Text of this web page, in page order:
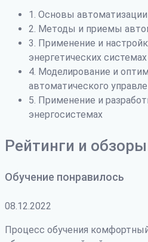
1. Основы
2. Методы и приемы
3. Применение и
энергетических системах
4. Моделирование и
автоматического
5. Применение и
энергосистемах
Рейтинги и
Обучение понравилось
08.12.2022
Процесс обучения